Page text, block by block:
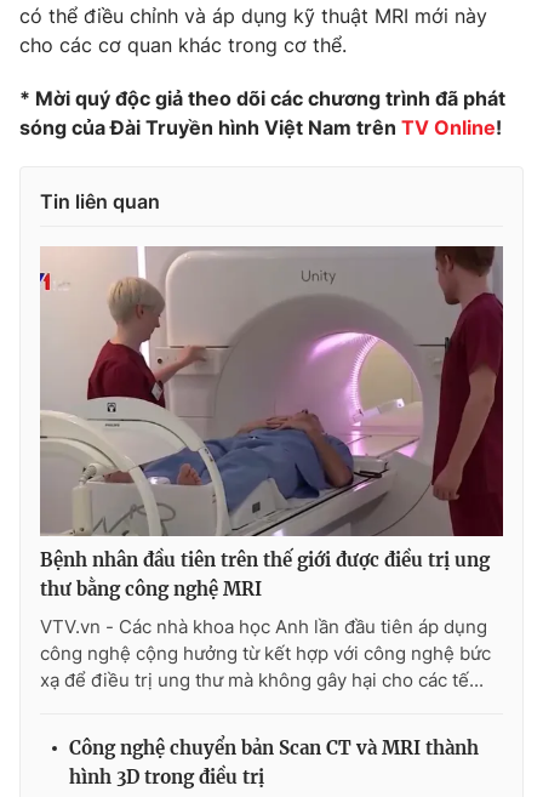
Thị trường 24h Tấm lòng Việt
VTV4 Vươn mình bằng AI
Liên hệ tòa soạn English
THỜI BÁO VTV
Theo dõi báo trên
Cơ quan chủ quản: Đài Truyền hình Việt Nam
Cơ quan báo chí:Thời báo VTV
Giấy phép hoạt động báo in và báo điện tử số 483/GP-BTTTT
cấp ngày 29/12/2023
Tổng Biên tập:Vũ Thanh Thủy
Nguyễn Trọng Ninh
Tổng đài VTV:024.38 355 931 - 024.38 355 932
có thể điều chỉnh và áp dụng kỹ thuật MRI mới này
cho các cơ quan khác trong cơ thể.
* Mời quý độc giả theo dõi các chương trình đã phát
sóng của Đài Truyền hình Việt Nam trên TV Online!
Tin liên quan
Bệnh nhân đầu tiên trên thế giới được điều trị ung
thư bằng công nghệ MRI
VTV.vn - Các nhà khoa học Anh lần đầu tiên áp dụng
công nghệ cộng hưởng từ kết hợp với công nghệ bức
xạ để điều trị ung thư mà không gây hại cho các tế...
Công nghệ chuyển bản Scan CT và MRI thành
hình 3D trong điều trị